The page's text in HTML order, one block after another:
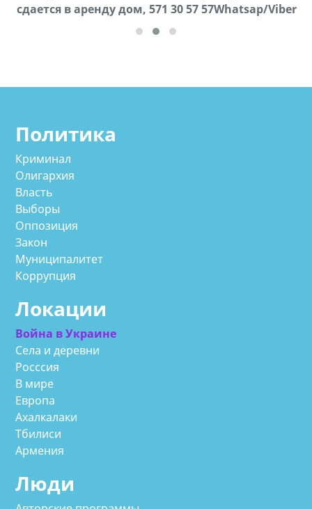
cдается в аренду дом, 571 30 57 57Whatsap/Viber
57Whatsap/Viber
Политика
Криминал
Олигархия
Власть
Выборы
Оппозиция
Закон
Муниципалитет
Коррупция
Локации
Война в Украине
Села и деревни
Росссия
В мире
Европа
Ахалкалаки
Тбилиси
Армения
Люди